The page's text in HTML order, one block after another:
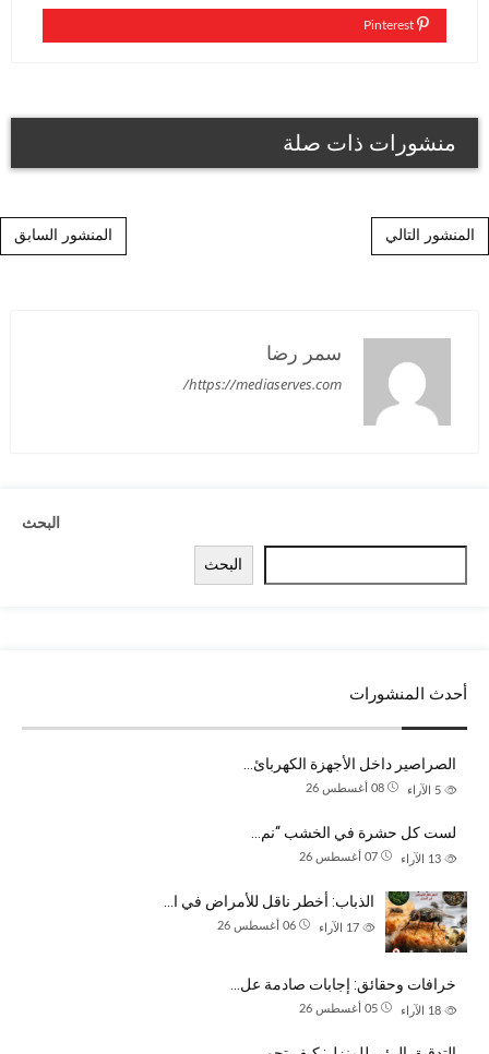
منشورات ذات صلة
Post navigation المنشور السابق المنشور التالي
سمر رضا
https://mediaserves.com/
البحث
البحث
أحدث المنشورات
الصراصير داخل الأجهزة الكهربائ…
08 أغسطس 26 الآراء
لست كل حشرة في الخشب “نم…
07 أغسطس 26 الآراء
الذباب: أخطر ناقل للأمراض في ا…
06 أغسطس 26 الآراء
خرافات وحقائق: إجابات صادمة عل…
05 أغسطس 26 الآراء